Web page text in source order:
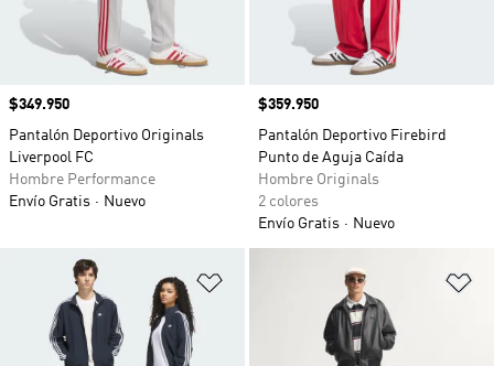
Precio
$349.950
Pantalón Deportivo Originals
Liverpool FC
Hombre Performance
Envío Gratis
Nuevo
Precio
$359.950
Pantalón Deportivo Firebird
Punto de Aguja Caída
Hombre Originals
2 colores
Envío Gratis
Nuevo
Añadir a la lista de deseos